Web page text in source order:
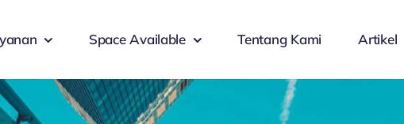
Space Available Tentang Kami Artikel